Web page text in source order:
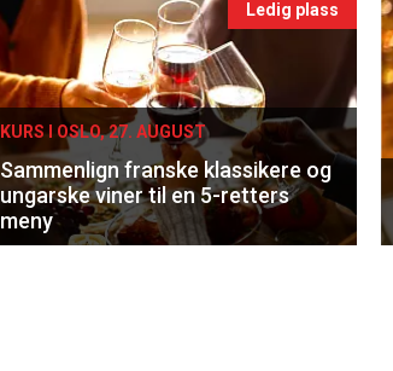
Ledig plass
KURS I OSLO, 27. AUGUST
Sammenlign franske klassikere og
ungarske viner til en 5-retters
meny